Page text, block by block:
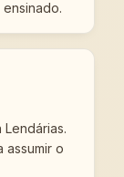
Lendárias.
assumir o